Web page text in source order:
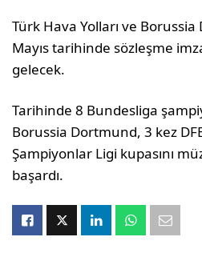
Türk Hava Yolları ve
Mayıs tarihinde sözleşme
gelecek.
Tarihinde 8 Bundesliga
Borussia Dortmund, 3 kez
Şampiyonlar Ligi kupasını
başardı.